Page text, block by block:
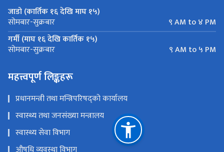
जाडो (कार्तिक १६ देखि माघ १५)
सोमबार-सुक्रबार
९ AM to ४ PM
गर्मी (माघ १६ देखि कार्तिक १५)
सोमबार-सुक्रबार ९ AM to ५ PM
महत्त्वपूर्ण लिङ्कहरू
प्रधानमन्त्री तथा मन्त्रिपरिषद्को कार्यालय
स्वास्थ्य तथा जनसंख्या मन्त्रालय
स्वास्थ्य सेवा विभाग